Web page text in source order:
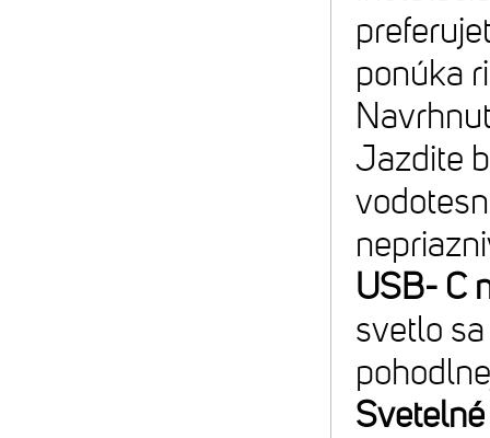
ponúka
Jazdite
USB- C
svetlo